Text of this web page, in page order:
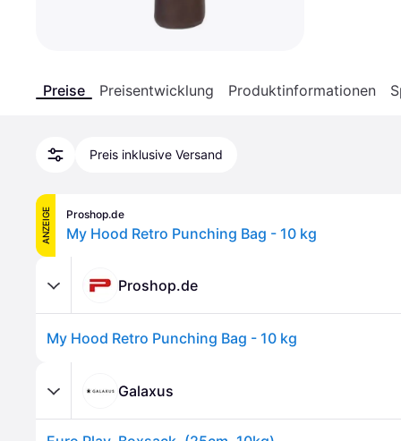
Preise Preisentwicklung Produktinformationen
Preis inklusive Versand
ANZEIGE Proshop.de
My Hood Retro Punching Bag - 10 kg
Proshop.de
My Hood Retro Punching Bag - 10 kg
Galaxus